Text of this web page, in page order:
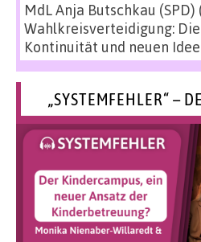
MdL Anja Butschkau (SPD)
Wahlkreisverteidigung:
Kontinuität und neuen
„SYSTEMFEHLER“ –